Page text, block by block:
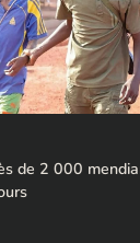
de 2 000